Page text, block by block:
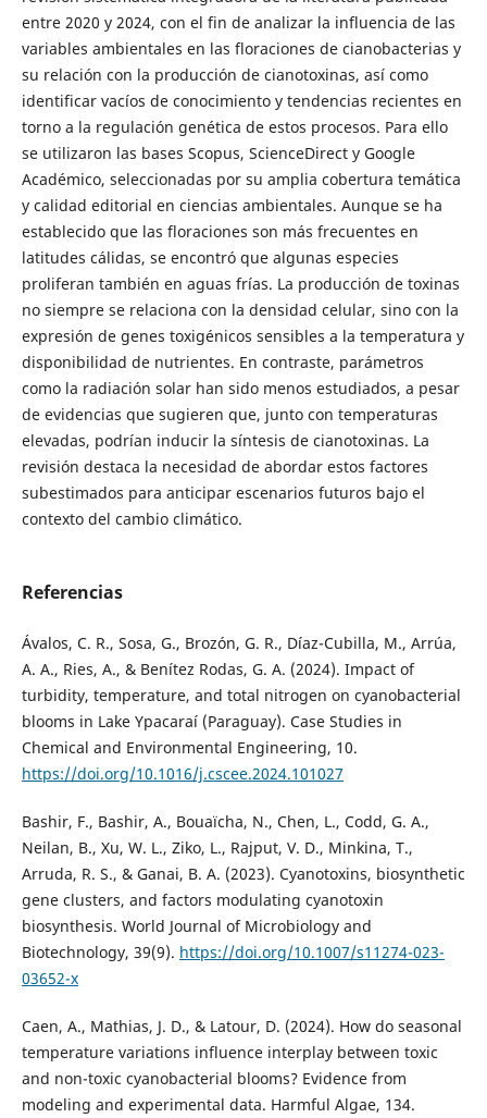
entre 2020 y 2024, con el fin de analizar la influencia de las
variables ambientales en las floraciones de cianobacterias y
su relación con la producción de cianotoxinas, así como
identificar vacíos de conocimiento y tendencias recientes en
torno a la regulación genética de estos procesos. Para ello
se utilizaron las bases Scopus, ScienceDirect y Google
Académico, seleccionadas por su amplia cobertura temática
y calidad editorial en ciencias ambientales. Aunque se ha
establecido que las floraciones son más frecuentes en
latitudes cálidas, se encontró que algunas especies
proliferan también en aguas frías. La producción de toxinas
no siempre se relaciona con la densidad celular, sino con la
expresión de genes toxigénicos sensibles a la temperatura y
disponibilidad de nutrientes. En contraste, parámetros
como la radiación solar han sido menos estudiados, a pesar
de evidencias que sugieren que, junto con temperaturas
elevadas, podrían inducir la síntesis de cianotoxinas. La
revisión destaca la necesidad de abordar estos factores
subestimados para anticipar escenarios futuros bajo el
contexto del cambio climático.
Referencias
Ávalos, C. R., Sosa, G., Brozón, G. R., Díaz-Cubilla, M., Arrúa,
A. A., Ries, A., & Benítez Rodas, G. A. (2024). Impact of
turbidity, temperature, and total nitrogen on cyanobacterial
blooms in Lake Ypacaraí (Paraguay). Case Studies in
Chemical and Environmental Engineering, 10.
https://doi.org/10.1016/j.cscee.2024.101027
Bashir, F., Bashir, A., Bouaïcha, N., Chen, L., Codd, G. A.,
Neilan, B., Xu, W. L., Ziko, L., Rajput, V. D., Minkina, T.,
Arruda, R. S., & Ganai, B. A. (2023). Cyanotoxins, biosynthetic
gene clusters, and factors modulating cyanotoxin
biosynthesis. World Journal of Microbiology and
Biotechnology, 39(9). https://doi.org/10.1007/s11274-023-
03652-x
Caen, A., Mathias, J. D., & Latour, D. (2024). How do seasonal
temperature variations influence interplay between toxic
and non-toxic cyanobacterial blooms? Evidence from
modeling and experimental data. Harmful Algae, 134.